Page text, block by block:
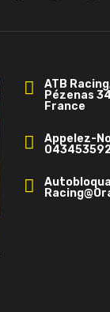
ATB
Pézenas
France
Appelez-